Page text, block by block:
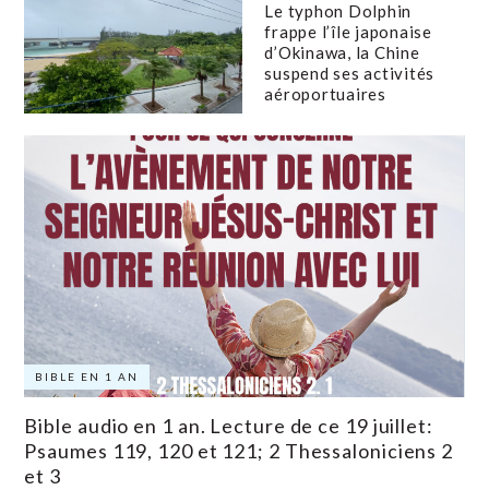
Le typhon Dolphin
frappe l’île japonaise
d’Okinawa, la Chine
suspend ses activités
aéroportuaires
BIBLE EN 1 AN
Bible audio en 1 an. Lecture de ce 19 juillet:
Psaumes 119, 120 et 121; 2 Thessaloniciens 2
et 3